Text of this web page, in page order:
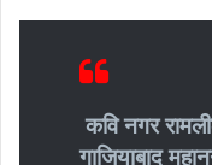
कवि नगर
गाजियाबाद